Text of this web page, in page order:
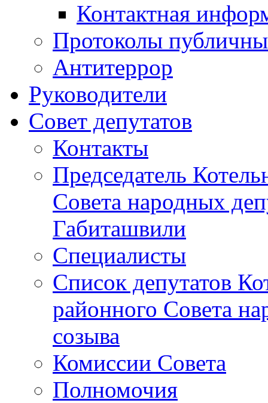
Контактная
Протоколы
Антитеррор
Руководители
Совет депутатов
Контакты
Председатель
Совета народных
Габиташвили
Специалисты
Список депутатов
районного Совета
созыва
Комиссии Совета
Полномочия